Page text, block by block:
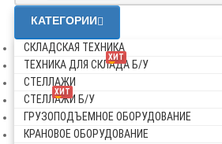
КАТЕГОРИИ
СКЛАДСКАЯ ТЕХНИКА
ХИТ
ТЕХНИКА ДЛЯ СКЛАДА Б/У
СТЕЛЛАЖИ
ХИТ
СТЕЛЛАЖИ Б/У
ГРУЗОПОДЪЕМНОЕ ОБОРУДОВАНИЕ
КРАНОВОЕ ОБОРУДОВАНИЕ